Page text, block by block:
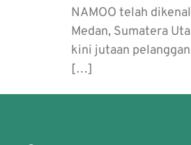
NAMOO telah
Medan, Sumatera
kini jutaan
[…]